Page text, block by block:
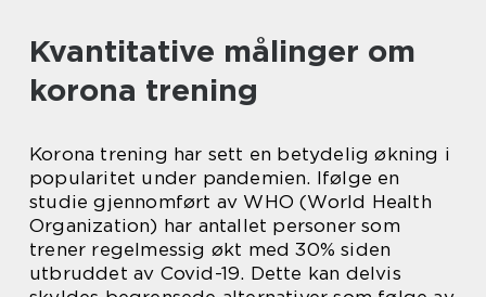
Kvantitative målinger om
korona trening
Korona trening har sett en betydelig økning i
popularitet under pandemien. Ifølge en
studie gjennomført av WHO (World Health
Organization) har antallet personer som
trener regelmessig økt med 30% siden
utbruddet av Covid-19. Dette kan delvis